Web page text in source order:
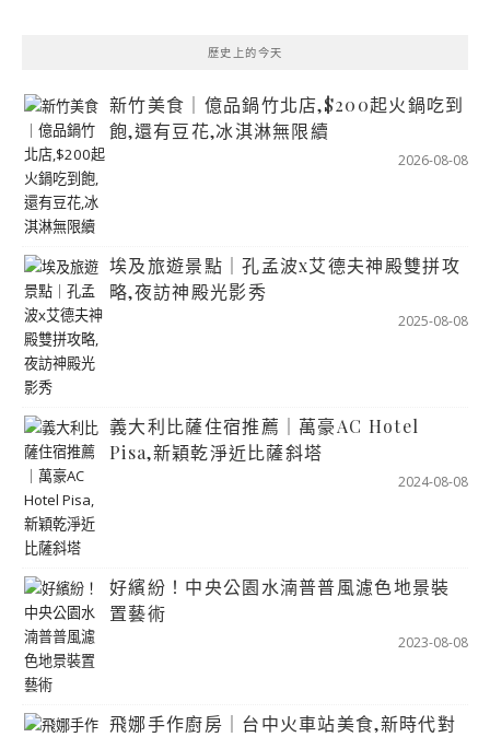
歷史上的今天
新竹美食｜億品鍋竹北店,$200起火鍋吃到
飽,還有豆花,冰淇淋無限續
2026-08-08
埃及旅遊景點｜孔孟波x艾德夫神殿雙拼攻
略,夜訪神殿光影秀
2025-08-08
義大利比薩住宿推薦｜萬豪AC Hotel
Pisa,新穎乾淨近比薩斜塔
2024-08-08
好繽紛！中央公園水湳普普風濾色地景裝
置藝術
2023-08-08
飛娜手作廚房｜台中火車站美食,新時代對